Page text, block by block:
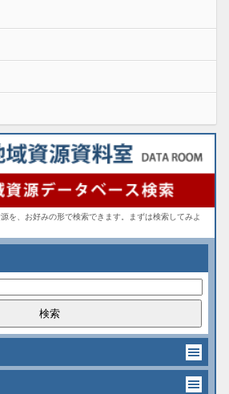
を、お好みの形で検索できます。まずは検索してみよ